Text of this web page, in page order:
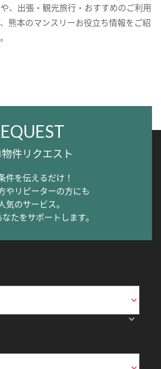
、出張・観光旅行・おすすめのご利用
熊本のマンスリーお役立ち情報をご紹
件リクエスト
件を伝えるだけ！
やリピーターの方にも
気のサービス。
たをサポートします。